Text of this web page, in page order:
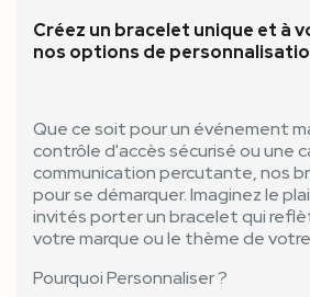
Créez un bracelet unique et à
nos options de
Que ce soit pour un événement
contrôle d'accès sécurisé ou une
communication percutante, nos
pour se démarquer. Imaginez le
invités porter un bracelet qui
votre marque ou le thème de
Pourquoi Personnaliser ?